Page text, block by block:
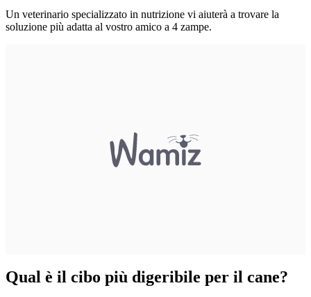
Un veterinario specializzato in nutrizione vi aiuterà a trovare la
soluzione più adatta al vostro amico a 4 zampe.
Qual è il cibo più digeribile per il cane?